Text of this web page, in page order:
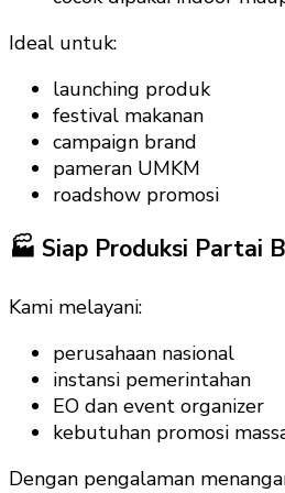
Ideal untuk:
launching produk
festival makanan
campaign brand
pameran UMKM
roadshow promosi
🏭 Siap Produksi Partai
Kami melayani:
perusahaan nasional
instansi pemerintahan
EO dan event organizer
kebutuhan promosi
Dengan pengalaman